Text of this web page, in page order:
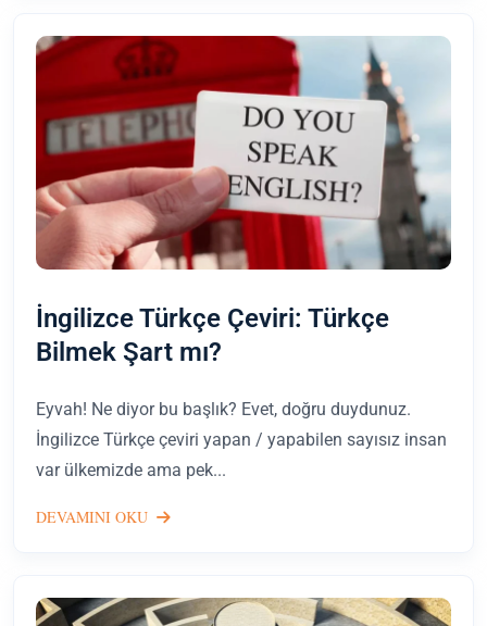
İngilizce Türkçe Çeviri: Türkçe
Bilmek Şart mı?
Eyvah! Ne diyor bu başlık? Evet, doğru duydunuz.
İngilizce Türkçe çeviri yapan / yapabilen sayısız insan
var ülkemizde ama pek...
DEVAMINI OKU